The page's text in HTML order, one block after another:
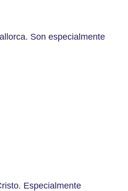
Son especialmente
Especialmente